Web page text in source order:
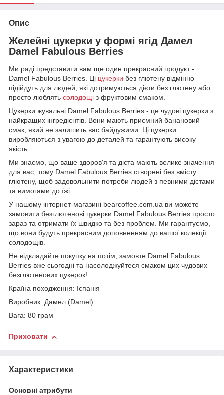
Опис
Желейні цукерки у формі ягід Дамел
Damel Fabulous Berries
Ми раді представити вам ще один прекрасний продукт -
Damel Fabulous Berries. Ці цукерки без глютену відмінно
підійдуть для людей, які дотримуються дієти без глютену або
просто люблять солодощі з фруктовим смаком.
Цукерки жувальні Damel Fabulous Berries - це чудові цукерки з
найкращих інгредієнтів. Вони мають приємний банановий
смак, який не залишить вас байдужими. Ці цукерки
виробляються з увагою до деталей та гарантують високу
якість.
Ми знаємо, що ваше здоров'я та дієта мають велике значення
для вас, тому Damel Fabulous Berries створені без вмісту
глютену, щоб задовольнити потреби людей з певними дієтами
та вимогами до їжі.
У нашому інтернет-магазині bearcoffee.com.ua ви можете
замовити безглютенові цукерки Damel Fabulous Berries просто
зараз та отримати їх швидко та без проблем. Ми гарантуємо,
що вони будуть прекрасним доповненням до вашої колекції
солодощів.
Не відкладайте покупку на потім, замовте Damel Fabulous
Berries вже сьогодні та насолоджуйтеся смаком цих чудових
безглютенових цукерок!
Країна походження: Іспанія
Виробник: Дамел (Damel)
Вага: 80 грам
Приховати
Характеристики
Основні атрибути